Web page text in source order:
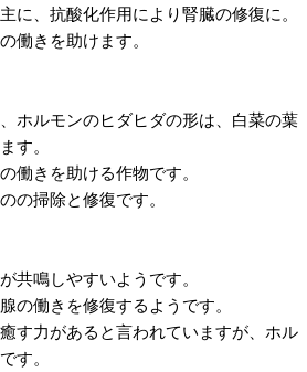
に、抗酸化作用により腎臓の修復に。
働きを助けます。
ホルモンのヒダヒダの形は、白菜の葉
す。
働きを助ける作物です。
の掃除と修復です。
共鳴しやすいようです。
の働きを修復するようです。
す力があると言われていますが、ホル
す。